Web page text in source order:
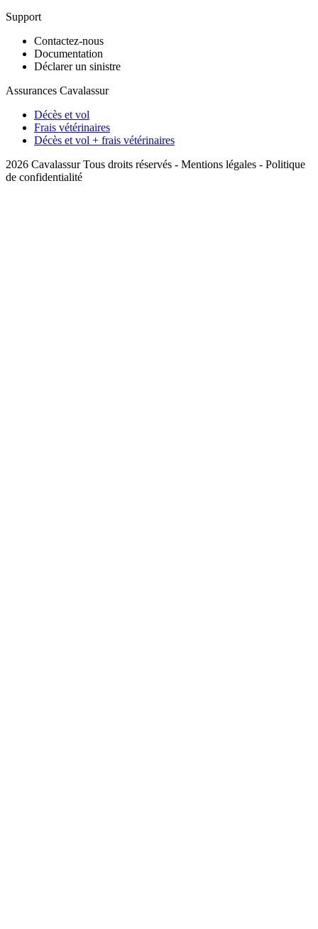
Support
Contactez-nous
Documentation
Déclarer un sinistre
Assurances Cavalassur
Décès et vol
Frais vétérinaires
Décès et vol + frais vétérinaires
2026 Cavalassur Tous droits réservés - Mentions légales - Politique
de confidentialité